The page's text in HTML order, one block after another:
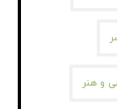
و هنر